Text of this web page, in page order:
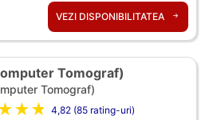
VEZI DISPONIBILITATEA
Tomograf)
Tomograf)
4,82 (85 rating-uri)